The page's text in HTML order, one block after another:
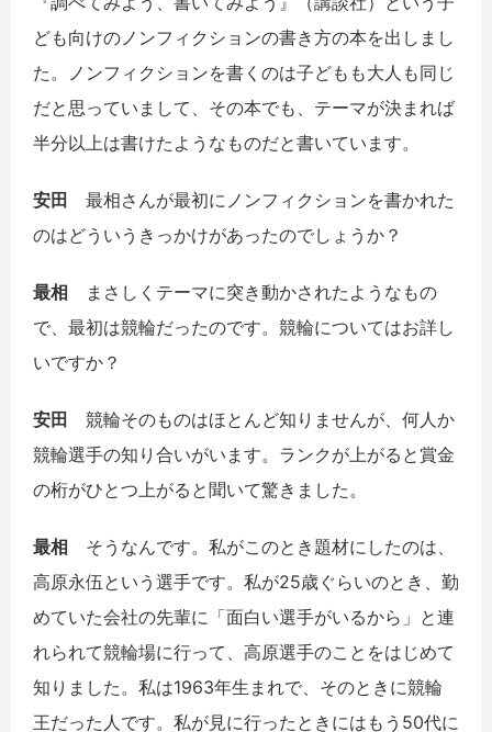
ども向けのノンフィクションの書き方の本を出しまし
た。ノンフィクションを書くのは子どもも大人も同じ
だと思っていまして、その本でも、テーマが決まれば
半分以上は書けたようなものだと書いています。
安田 最相さんが最初にノンフィクションを書かれた
のはどういうきっかけがあったのでしょうか？
最相
まさしくテーマに突き動かされたようなもの
で、最初は競輪だったのです。競輪についてはお詳し
いですか？
安田 競輪そのものはほとんど知りませんが、何人か
競輪選手の知り合いがいます。ランクが上がると賞金
の桁がひとつ上がると聞いて驚きました。
最相 そうなんです。私がこのとき題材にしたのは、
高原永伍という選手です。私が25歳ぐらいのとき、勤
めていた会社の先輩に「面白い選手がいるから」と連
れられて競輪場に行って、高原選手のことをはじめて
知りました。私は1963年生まれで、そのときに競輪
王だった人です。私が見に行ったときにはもう50代に